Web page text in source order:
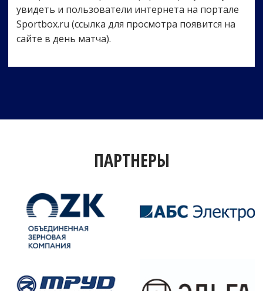
увидеть и пользователи интернета на портале
Sportbox.ru (ссылка для просмотра появится на
сайте в день матча).
ПАРТНЕРЫ